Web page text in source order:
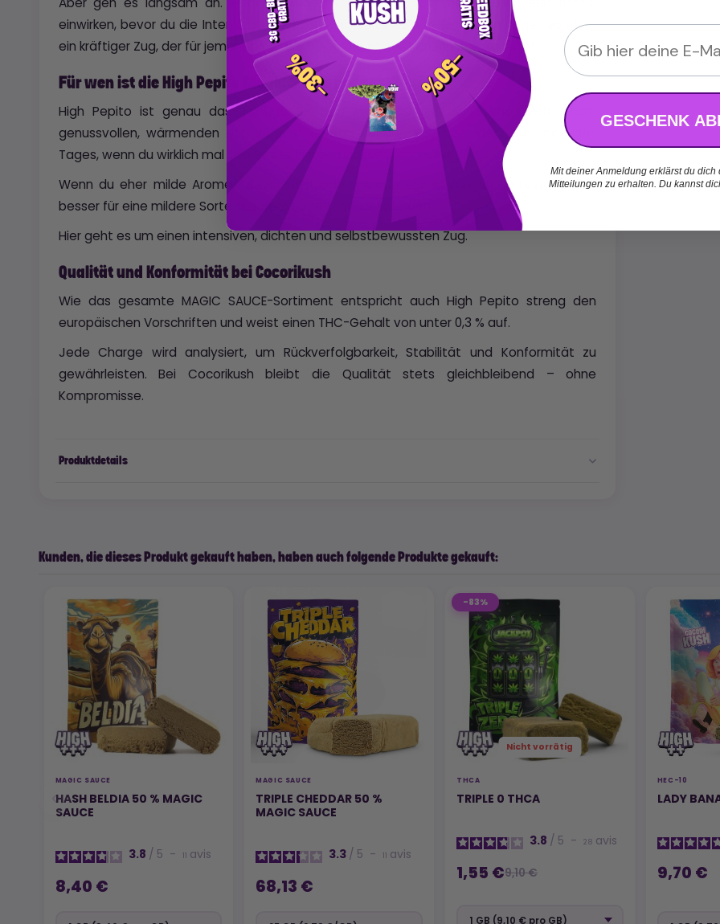
einwirken, bevor du die Intensität erhöhst. High Pepito ist kein Zug für Anfänger, sondern
ein kräftiger Zug, der für jemanden gedacht ist, der seine Grenzen bereits kennt.
Für wen ist die High Pepito Magic Sauce gedacht?
High Pepito ist genau das Richtige für dich, wenn du auf der Suche nach einem
genussvollen, wärmenden und zutiefst entspannenden Zug bist. Ideal am Ende des
Tages, wenn du wirklich mal den Stress hinter dir lassen möchtest.
Wenn du eher milde Aromen bevorzugst oder gerade erst anfängst, solltest du dich
besser für eine mildere Sorte aus dem Sortiment entscheiden.
Hier geht es um einen intensiven, dichten und selbstbewussten Zug.
Qualität und Konformität bei Cocorikush
Wie das gesamte MAGIC SAUCE-Sortiment entspricht auch High Pepito streng den
europäischen Vorschriften und weist einen THC-Gehalt von unter 0,3 % auf.
Jede Charge wird analysiert, um Rückverfolgbarkeit, Stabilität und Konformität zu
gewährleisten. Bei Cocorikush bleibt die Qualität stets gleichbleibend – ohne
Kompromisse.
Produktdetails
Kunden, die dieses Produkt gekauft haben, haben auch folgende Produkte gekauft:
MAGIC SAUCE
HASH BELDIA 50 % MAGIC
SAUCE
3.8 / 5 - 11 avis
8,40 €
MAGIC SAUCE
TRIPLE CHEDDAR 50 %
MAGIC SAUCE
3.3 / 5 - 11 avis
68,13 €
-83%
Nicht vorrätig
THCA
TRIPLE 0 THCA
3.8 / 5 - 28 avis
1,55 €9,10 €
HEC-10
LADY
9,70 €
Email
GESCHENK
Mit deiner Anmeldung erklärst du
Mitteilungen zu erhalten. Du kannst